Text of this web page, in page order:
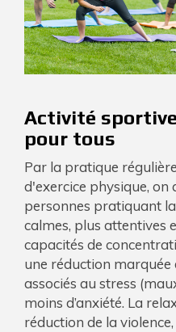
Activité
pour tous
Par la pratique
d'exercice physique, on
personnes pratiquant
calmes, plus attentives
capacités de
une réduction marquée
associés au stress
moins d’anxiété. La
réduction de la